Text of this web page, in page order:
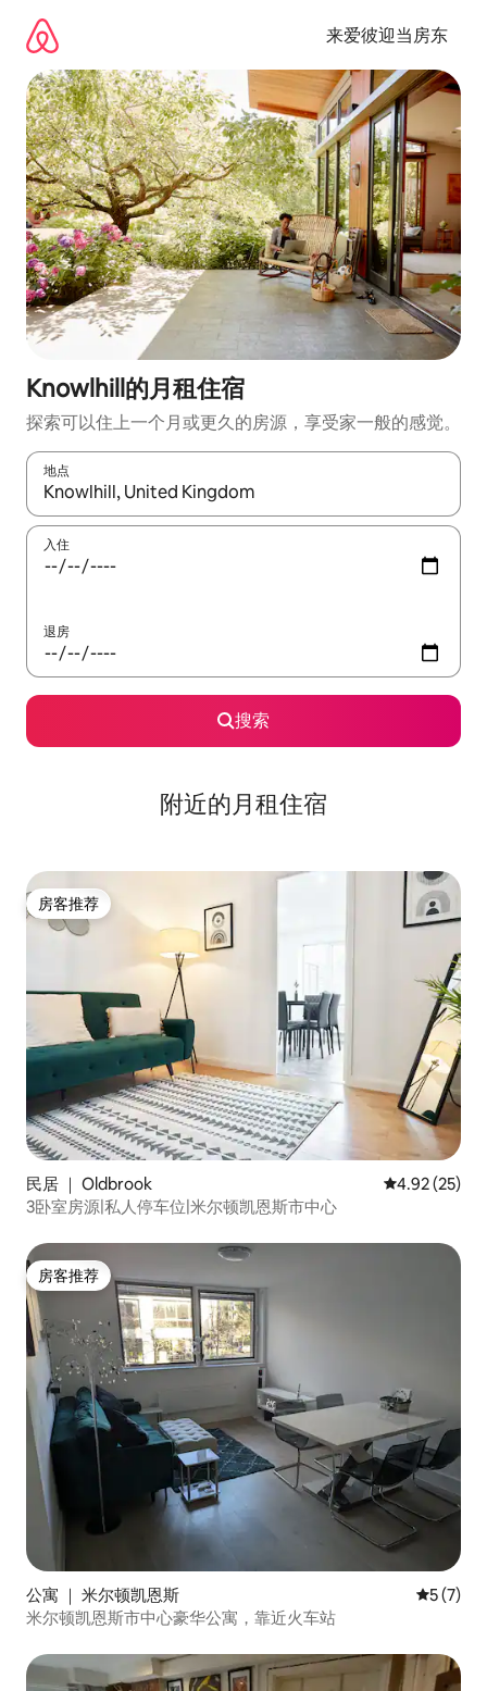
来爱彼迎当房东
Knowlhill的月租住宿
探索可以住上一个月或更久的房源，享受家一般的感觉。
地点
如有搜索结果，请使用上下方向键查看，或通过点击或滑动手势
入住
退房
搜索
附近的月租住宿
房客推荐
房客推荐
民居 ｜ Oldbrook 平均评分
4.92 (25)
3卧室房源|私人停车位|米尔顿凯恩斯市中心
房客推荐
房客推荐
公寓 ｜ 米尔顿凯恩斯 平均评分
5 (7)
米尔顿凯恩斯市中心豪华公寓，靠近火车站